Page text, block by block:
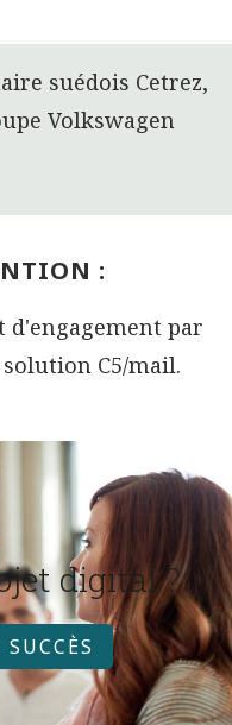
suédois Cetrez,
Volkswagen
:
d'engagement par
C5/mail.
digital ?